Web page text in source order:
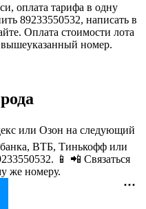
оплата тарифа в одну
89233550532, написать в
Оплата стоимости лота
номер.
или Озон на следующий
ВТБ, Тинькофф или
📱 📲 Связаться
же номеру.